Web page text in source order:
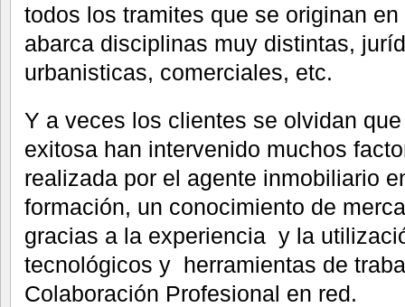
todos los tramites que se originan
abarca disciplinas muy distintas,
urbanisticas, comerciales, etc.
Y a veces los clientes se olvidan
exitosa han intervenido muchos
realizada por el agente inmobiliario
formación, un conocimiento de
gracias a la experiencia y la
tecnológicos y herramientas de
Colaboración Profesional en red.